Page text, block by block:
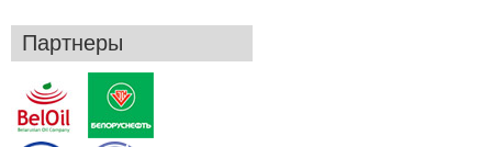
Партнеры